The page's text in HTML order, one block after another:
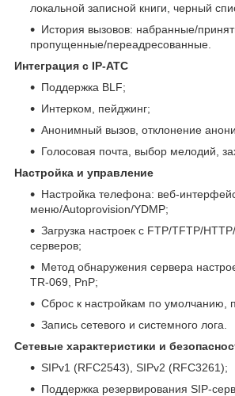
локальной записной книги, черный
История вызовов: набранные/
пропущенные/переадресованные.
Интеграция с IP-АТС
Поддержка BLF;
Интерком, пейджинг;
Анонимный вызов, отклонение
Голосовая почта, выбор мелодий,
Настройка и управление
Настройка телефона: веб-
меню/Autoprovision/YDMP;
Загрузка настроек с FTP/TFTP/
серверов;
Метод обнаружения сервера
TR-069, PnP;
Сброс к настройкам по умолчанию,
Запись сетевого и системного лога.
Сетевые характеристики и
SIPv1 (RFC2543), SIPv2 (RFC3261);
Поддержка резервирования SIP-